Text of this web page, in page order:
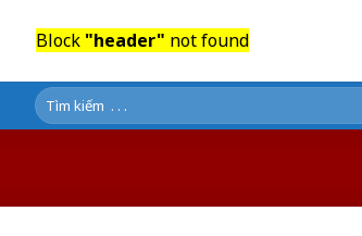
Block "header" not found
Tìm
kiếm: